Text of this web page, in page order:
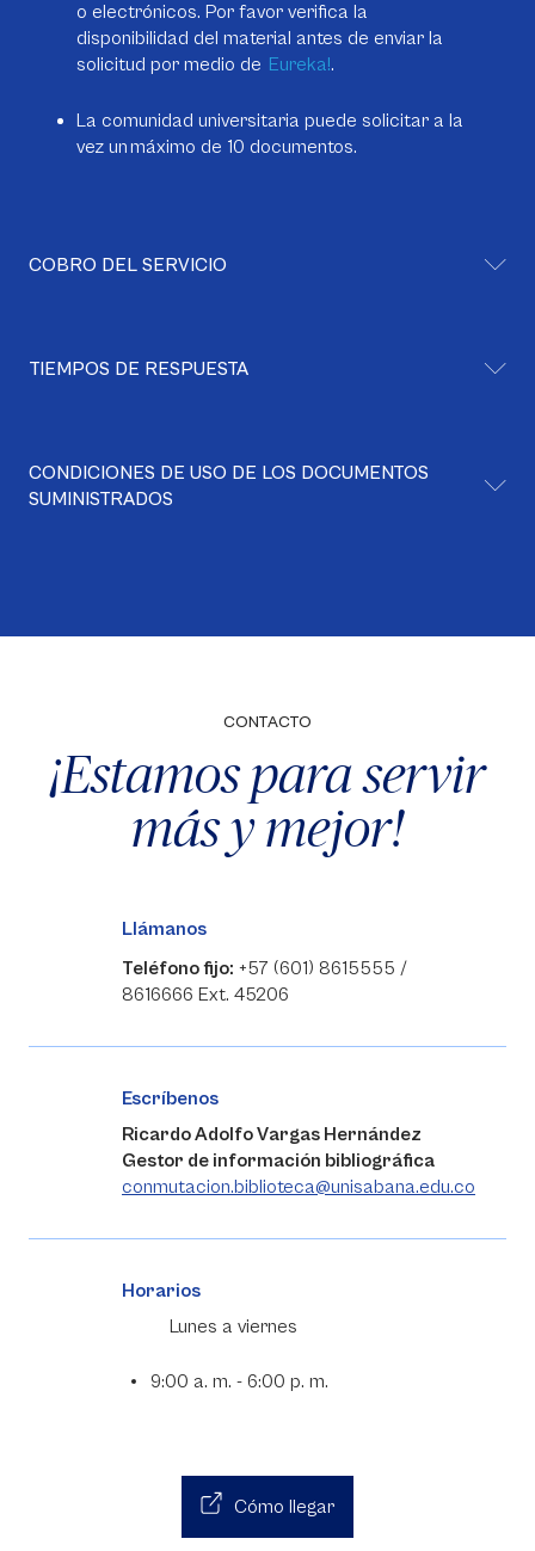
o electrónicos. Por favor verifica la
disponibilidad del material antes de enviar la
solicitud por medio de Eureka!.
La comunidad universitaria puede solicitar a la
vez un máximo de 10 documentos.
COBRO DEL SERVICIO
TIEMPOS DE RESPUESTA
CONDICIONES DE USO DE LOS DOCUMENTOS
SUMINISTRADOS
CONTACTO
¡Estamos para servir
más y mejor!
Llámanos
Teléfono fijo: +57 (601) 8615555 /
8616666 Ext. 45206
Escríbenos
Ricardo Adolfo Vargas Hernández
Gestor de información bibliográfica
conmutacion.biblioteca@unisabana.edu.co
Horarios
Lunes a viernes
9:00 a. m. - 6:00 p. m.
Cómo llegar